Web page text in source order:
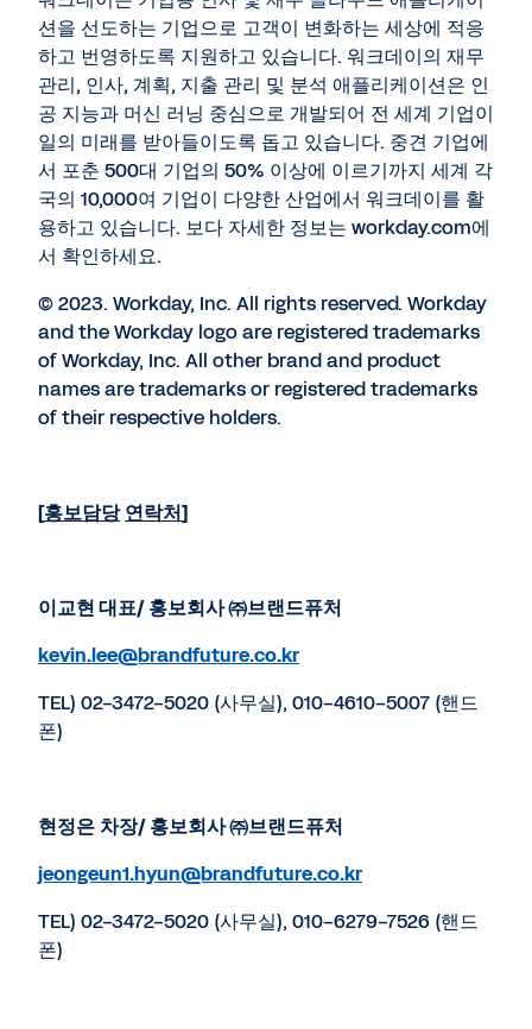
션을 선도하는 기업으로 고객이 변화하는 세상에 적응
하고 번영하도록 지원하고 있습니다. 워크데이의 재무
관리, 인사, 계획, 지출 관리 및 분석 애플리케이션은 인
공 지능과 머신 러닝 중심으로 개발되어 전 세계 기업이
일의 미래를 받아들이도록 돕고 있습니다. 중견 기업에
서 포춘 500대 기업의 50% 이상에 이르기까지 세계 각
국의 10,000여 기업이 다양한 산업에서 워크데이를 활
용하고 있습니다. 보다 자세한 정보는 workday.com에
서 확인하세요.
© 2023. Workday, Inc. All rights reserved. Workday
and the Workday logo are registered trademarks
of Workday, Inc. All other brand and product
names are trademarks or registered trademarks
of their respective holders.
[홍보담당 연락처]
이교현 대표/홍보회사 ㈜브랜드퓨처
kevin.lee@brandfuture.co.kr
TEL) 02-3472-5020 (사무실), 010-4610-5007 (핸드
폰)
현정은 차장/홍보회사 ㈜브랜드퓨처
jeongeun1.hyun@brandfuture.co.kr
TEL) 02-3472-5020 (사무실), 010-6279-7526 (핸드
폰)